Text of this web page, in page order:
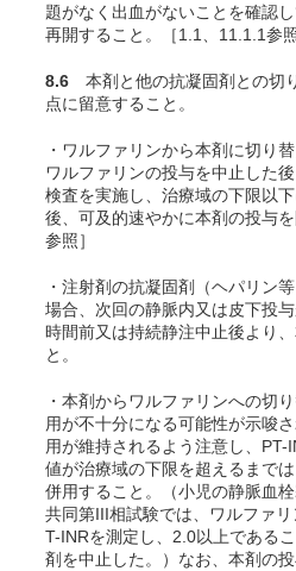
題がなく出血がないことを確認
再開すること。［1.1、11.1.1参照
8.6 本剤と他の抗凝固剤との切
点に留意すること。
・ワルファリンから本剤に切り
ワルファリンの投与を中止した
検査を実施し、治療域の下限以
後、可及的速やかに本剤の投与
参照］
・注射剤の抗凝固剤（ヘパリン
場合、次回の静脈内又は皮下投
時間前又は持続静注中止後より
と。
・本剤からワルファリンへの切
用が不十分になる可能性が示唆
用が維持されるよう注意し、
値が治療域の下限を超えるまで
併用すること。（小児の静脈血
共同第III相試験では、ワルファ
T-INRを測定し、2.0以上である
剤を中止した。）なお、本剤の